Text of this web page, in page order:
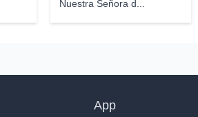
Nuestra Señora d...
App